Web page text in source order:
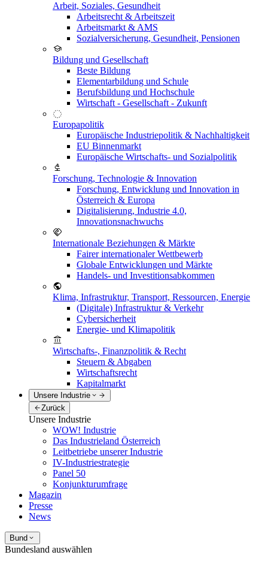
Arbeit, Soziales, Gesundheit
Arbeitsrecht & Arbeitszeit
Arbeitsmarkt & AMS
Sozialversicherung, Gesundheit, Pensionen
Bildung und Gesellschaft
Beste Bildung
Elementarbildung und Schule
Berufsbildung und Hochschule
Wirtschaft - Gesellschaft - Zukunft
Europapolitik
Europäische Industriepolitik & Nachhaltigkeit
EU Binnenmarkt
Europäische Wirtschafts- und Sozialpolitik
Forschung, Technologie & Innovation
Forschung, Entwicklung und Innovation in
Österreich & Europa
Digitalisierung, Industrie 4.0,
Innovationsnachwuchs
Internationale Beziehungen & Märkte
Fairer internationaler Wettbewerb
Globale Entwicklungen und Märkte
Handels- und Investitionsabkommen
Klima, Infrastruktur, Transport, Ressourcen, Energie
(Digitale) Infrastruktur & Verkehr
Cybersicherheit
Energie- und Klimapolitik
Wirtschafts-, Finanzpolitik & Recht
Steuern & Abgaben
Wirtschaftsrecht
Kapitalmarkt
Unsere Industrie
Zurück
Unsere Industrie
WOW! Industrie
Das Industrieland Österreich
Leitbetriebe unserer Industrie
IV-Industriestrategie
Panel 50
Konjunkturumfrage
Magazin
Presse
News
Bund
Bundesland auswählen